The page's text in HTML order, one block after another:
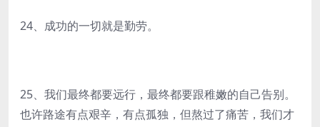
24、成功的一切就是勤劳。
25、我们最终都要远行，最终都要跟稚嫩的自己告别。
也许路途有点艰辛，有点孤独，但熬过了痛苦，我们才